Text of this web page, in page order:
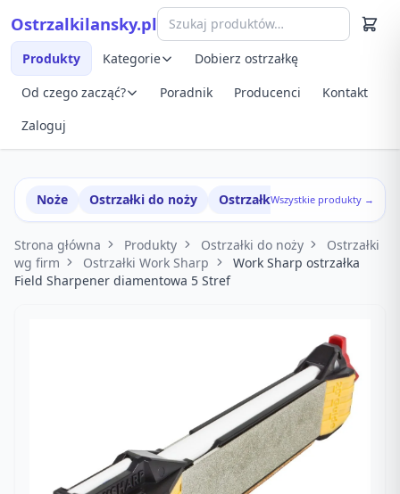
Ostrzalkilansky.pl
Produkty Kategorie
Dobierz ostrzałkę
Od czego zacząć?
Poradnik Producenci
Kontakt
Zaloguj
Noże Ostrzałki do noży Ostrzałki w zestawach
Wszystkie produkty →
Strona główna Produkty Ostrzałki do noży
Ostrzałki
wg firm
Ostrzałki Work Sharp
Work Sharp ostrzałka
Field Sharpener diamentowa 5 Stref
Szybki podgląd produktu